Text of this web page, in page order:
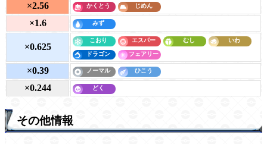
×2.56
×1.6
×0.625
×0.39
×0.244
その他情報